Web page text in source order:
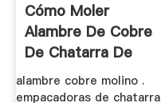
Cómo Moler
Alambre De Cobre
De Chatarra De
Plástico
alambre cobre molino .
empacadoras de chatarra